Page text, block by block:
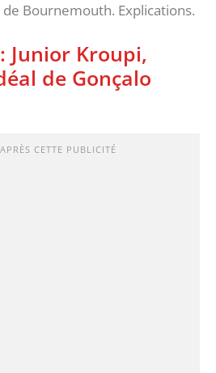
Bournemouth. Explications.
Junior Kroupi,
de Gonçalo
CETTE PUBLICITÉ